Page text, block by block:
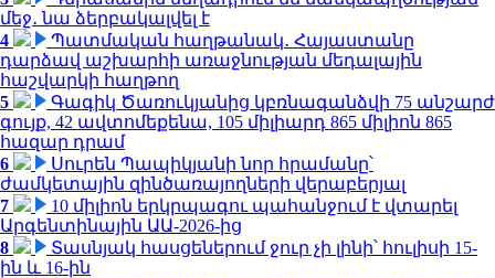
մեջ․ նա ձերբակալվել է
4
Պատմական հաղթանակ․ Հայաստանը
դարձավ աշխարհի առաջնության մեդալային
հաշվարկի հաղթող
5
Գագիկ Ծառուկյանից կբռնագանձվի 75 անշարժ
գույք, 42 ավտոմեքենա, 105 միլիարդ 865 միլիոն 865
հազար դրամ
6
Սուրեն Պապիկյանի նոր հրամանը՝
ժամկետային զինծառայողների վերաբերյալ
7
10 միլիոն երկրպագու պահանջում է վտարել
Արգենտինային ԱԱ-2026-ից
8
Տասնյակ հասցեներում ջուր չի լինի՝ հուլիսի 15-
ին և 16-ին